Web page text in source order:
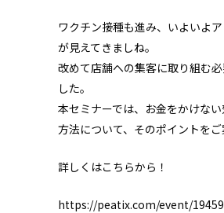
ワクチン接種も進み、いよいよ
が見えてきましね。
改めて店舗への集客に取り組む
した。
本セミナーでは、お金をかけな
方法について、そのポイントをご
詳しくはこちらから！
https://peatix.com/event/